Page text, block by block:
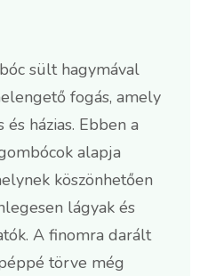
sült hagymával
fogás, amely
házias. Ebben a
alapja
köszönhetően
lágyak és
A finomra darált
törve még